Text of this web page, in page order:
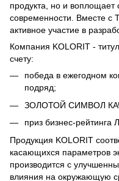
продукта, но и
современности. Вместе с
активное участие в
Компания KOLORIT -
счету:
победа в ежегодном
подряд;
ЗОЛОТОЙ СИМВОЛ
приз бизнес-
Продукция KOLORIT
касающихся параметров
производится с
влияния на окружающую